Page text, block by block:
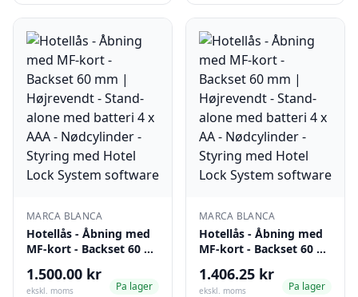
MARCA BLANCA
Hotellås - Åbning med
MF-kort - Backset 60 …
1.500.00 kr
ekskl. moms
Pa lager
MARCA BLANCA
Hotellås - Åbning med
MF-kort - Backset 60 …
1.406.25 kr
ekskl. moms
Pa lager